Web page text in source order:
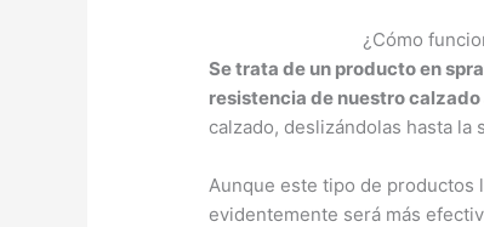
¿Cómo
Se trata de un producto en
resistencia de nuestro calzado
calzado, deslizándolas hasta la
Aunque este tipo de productos
evidentemente será más